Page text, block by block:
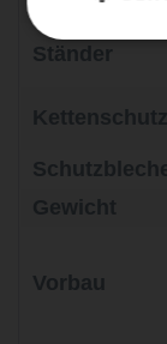
Ständer
Vorbau